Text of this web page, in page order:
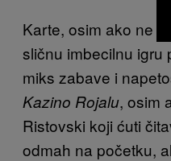
Karte, osim ako ne
sličnu imbecilnu igru
miks zabave i
Kazino Rojalu, osim
Ristovski koji ćuti
odmah na početku,